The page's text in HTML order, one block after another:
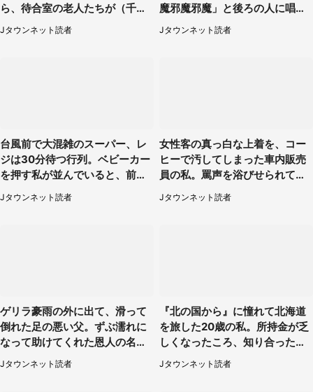
ら、待合室の老人たちが（千葉
県・50代男性）
Jタウンネット読者
魔邪魔邪魔」と後ろの人に唱え
られて（神奈川県・30代女性）
Jタウンネット読者
台風前で大混雑のスーパー、レ
ジは30分待つ行列。ベビーカー
を押す私が並んでいると、前の
Jタウンネット読者
女性客の真っ白な上着を、コー
ヒーで汚してしまった車内販売
員の私。罵声を浴びせられても
当然の場面で言われたのは（神
奈川県・60代男性）
Jタウンネット読者
ゲリラ豪雨の外に出て、滑って
倒れた足の悪い父。ずぶ濡れに
なって助けてくれた恩人の名前
も聞かず...
Jタウンネット読者
『北の国から』に憧れて北海道
を旅した20歳の私。所持金が乏
しくなったころ、知り合ったオ
ジサンに連れて行かれたのは
（福岡県・50代男性）
Jタウンネット読者